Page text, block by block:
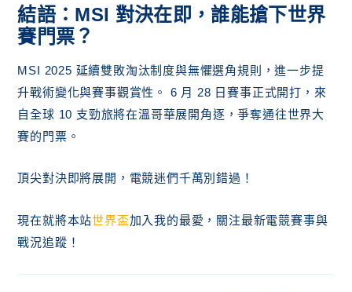
結語：MSI 對決在即，誰能搶下世界
賽門票？
MSI 2025 延續雙敗淘汰制度與無懼選角規則，進一步提
升戰術變化與賽事觀賞性。 6 月 28 日賽事正式開打，來
自全球 10 支勁旅將在溫哥華展開角逐，爭奪通往世界大
賽的門票。
頂尖對決即將展開，電競迷們千萬別錯過！
現在就將本站世界盃加入我的最愛，關注最新電競賽事與
戰況追蹤！